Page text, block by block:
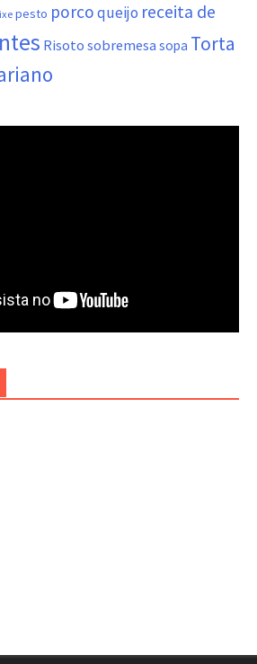
pesto porcoqueijo receita de
Risoto sobremesa sopa Torta